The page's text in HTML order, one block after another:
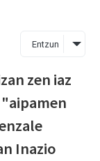
Entzun
zen iaz
"aipamen
Inazio